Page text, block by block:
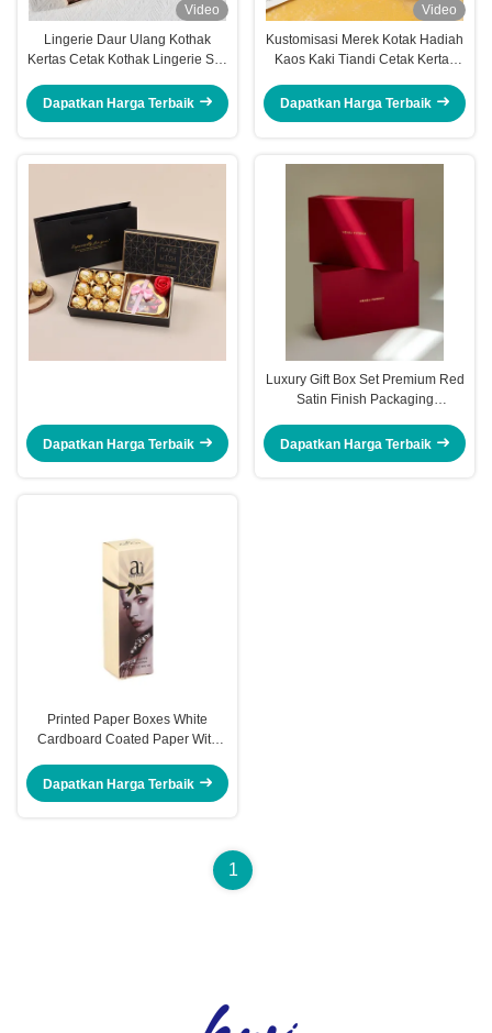
Video
Lingerie Daur Ulang Kothak
Kertas Cetak Kothak Lingerie Salf
Dapatkan Harga Terbaik
Video
Kustomisasi Merek Kotak Hadiah
Kaos Kaki Tiandi Cetak Kertas
Dapatkan Harga Terbaik
Dapatkan Harga Terbaik
Luxury Gift Box Set Premium Red
Satin Finish Packaging
Custom Gold Foil Ready
Dapatkan Harga Terbaik
Printed Paper Boxes White
Cardboard Coated Paper With
Options Custom
Dapatkan Harga Terbaik
1